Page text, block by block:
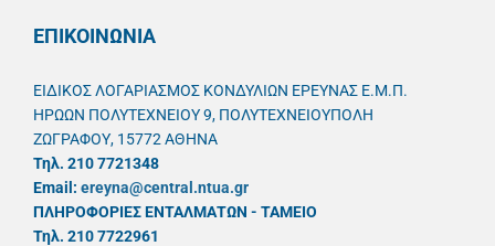
ΕΠΙΚΟΙΝΩΝΙΑ
ΕΙΔΙΚΟΣ ΛΟΓΑΡΙΑΣΜΟΣ ΚΟΝΔΥΛΙΩΝ ΕΡΕΥΝΑΣ Ε.Μ.Π.
ΗΡΩΩΝ ΠΟΛΥΤΕΧΝΕΙΟΥ 9, ΠΟΛΥΤΕΧΝΕΙΟΥΠΟΛΗ
ΖΩΓΡΑΦΟΥ, 15772 ΑΘΗΝΑ
Τηλ. 210 7721348
Email: ereyna@central.ntua.gr
ΠΛΗΡΟΦΟΡΙΕΣ ΕΝΤΑΛΜΑΤΩΝ - ΤΑΜΕΙΟ
Τηλ. 210 7722961